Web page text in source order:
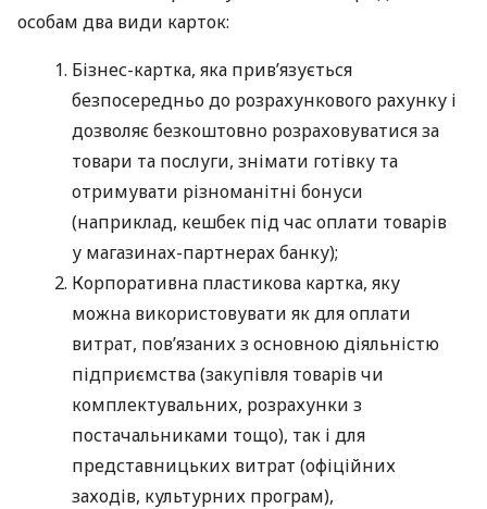
особам два види карток:
Бізнес-картка, яка прив’язується
безпосередньо до розрахункового рахунку і
дозволяє безкоштовно розраховуватися за
товари та послуги, знімати готівку та
отримувати різноманітні бонуси
(наприклад, кешбек під час оплати товарів
у магазинах-партнерах банку);
Корпоративна пластикова картка, яку
можна використовувати як для оплати
витрат, пов’язаних з основною діяльністю
підприємства (закупівля товарів чи
комплектувальних, розрахунки з
постачальниками тощо), так і для
представницьких витрат (офіційних
заходів, культурних програм),